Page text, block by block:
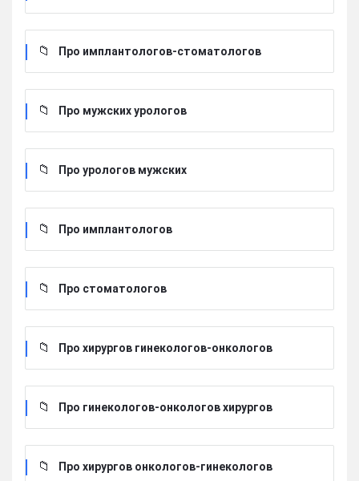
Про имплантологов-стоматологов
Про мужских урологов
Про урологов мужских
Про имплантологов
Про стоматологов
Про хирургов гинекологов-онкологов
Про гинекологов-онкологов хирургов
Про хирургов онкологов-гинекологов